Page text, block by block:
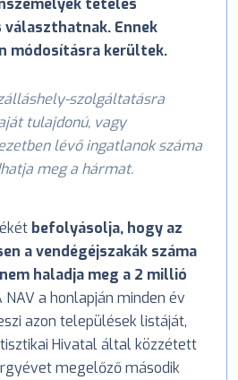
tételes
Ennek
módosításra kerültek.
szolgáltatásra
tulajdonú, vagy
lévő ingatlanok száma
meg a hármat.
befolyásolja, hogy az
a vendégéjszakák száma
haladja meg a 2 millió
NAV a honlapján minden év
azon települések listáját,
Hivatal által közzétett
megelőző második